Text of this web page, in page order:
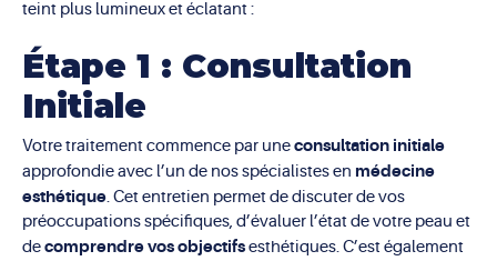
teint plus lumineux et éclatant :
Étape 1 : Consultation
Initiale
Votre traitement commence par uneconsultation initiale
approfondie avec l’un de nos spécialistes en médecine
esthétique. Cet entretien permet de discuter de vos
préoccupations spécifiques, d’évaluer l’état de votre peau et
decomprendre vos objectifsesthétiques. C’est également